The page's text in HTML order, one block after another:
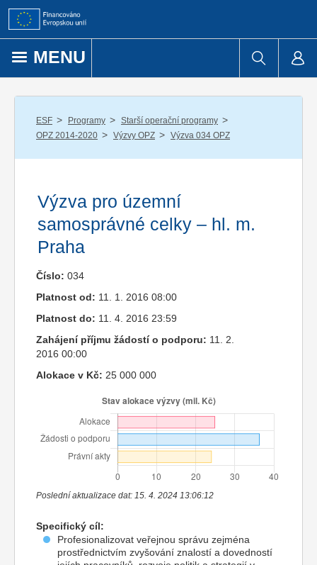
Přejít k obsahu
MENU
ESF / Programy / Starší operační programy /
OPZ 2014-2020 / Výzvy OPZ / Výzva 034 OPZ
Výzva pro územní
samosprávné celky – hl. m.
Praha
Číslo: 034
Platnost od: 11. 1. 2016 08:00
Platnost do: 11. 4. 2016 23:59
Zahájení příjmu žádostí o podporu: 11. 2.
2016 00:00
Alokace v Kč: 25 000 000
Poslední aktualizace dat: 15. 4. 2024 13:06:12
Specifický cíl:
Profesionalizovat veřejnou správu zejména
prostřednictvím zvyšování znalostí a dovedností